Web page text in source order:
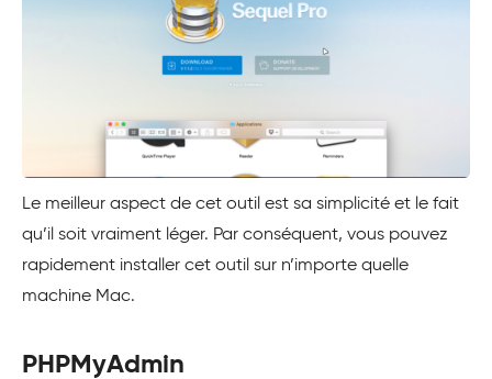
Le meilleur aspect de cet outil est sa simplicité et le fait
qu’il soit vraiment léger. Par conséquent, vous pouvez
rapidement installer cet outil sur n’importe quelle
machine Mac.
PHPMyAdmin